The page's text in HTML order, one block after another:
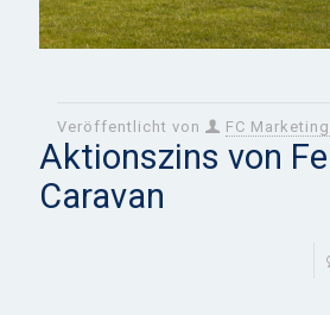
Veröffentlicht von FC
Aktionszins von
Caravan